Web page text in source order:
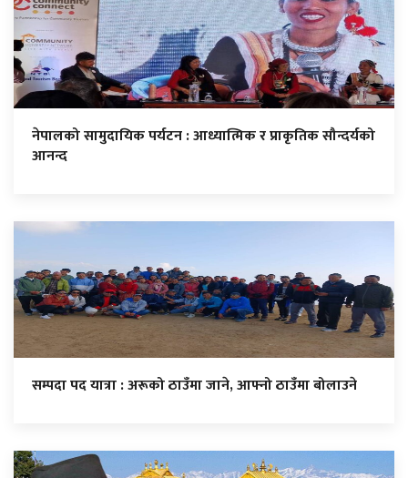
नेपालको सामुदायिक पर्यटन : आध्यात्मिक र प्राकृतिक सौन्दर्यको
आनन्द
सम्पदा पद यात्रा : अरूको ठाउँमा जाने, आफ्नो ठाउँमा बोलाउने